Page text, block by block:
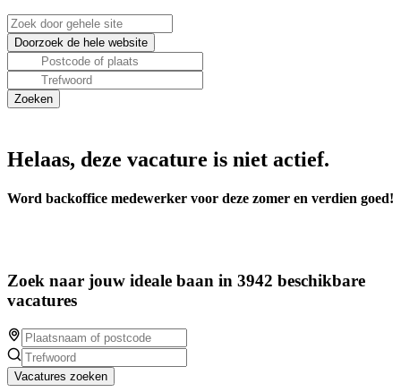
Helaas, deze vacature is niet actief.
Word backoffice medewerker voor deze zomer en verdien goed!
Zoek naar jouw ideale baan in 3942 beschikbare
vacatures
Vacatures zoeken